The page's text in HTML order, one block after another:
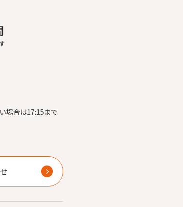
場合は17:15まで